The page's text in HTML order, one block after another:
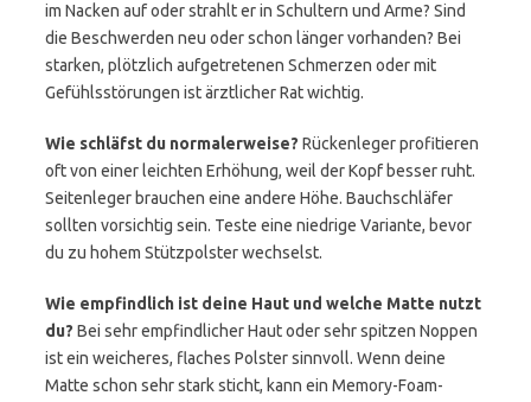
im Nacken auf oder strahlt er in Schultern und Arme? Sind
die Beschwerden neu oder schon länger vorhanden? Bei
starken, plötzlich aufgetretenen Schmerzen oder mit
Gefühlsstörungen ist ärztlicher Rat wichtig.
Wie schläfst du normalerweise? Rückenleger profitieren
oft von einer leichten Erhöhung, weil der Kopf besser ruht.
Seitenleger brauchen eine andere Höhe. Bauchschläfer
sollten vorsichtig sein. Teste eine niedrige Variante, bevor
du zu hohem Stützpolster wechselst.
Wie empfindlich ist deine Haut und welche Matte nutzt
du? Bei sehr empfindlicher Haut oder sehr spitzen Noppen
ist ein weicheres, flaches Polster sinnvoll. Wenn deine
Matte schon sehr stark sticht, kann ein Memory-Foam-